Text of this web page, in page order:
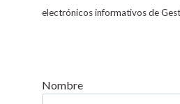
t
C
electrónicos informativos de
Nombre